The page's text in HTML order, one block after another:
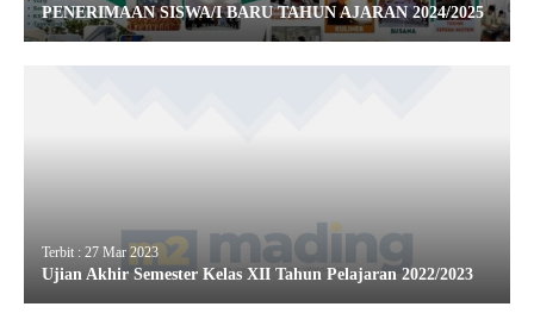
PENERIMAAN SISWA/I BARU TAHUN AJARAN 2024/2025
Terbit : 27 Mar 2023
Ujian Akhir Semester Kelas XII Tahun Pelajaran 2022/2023